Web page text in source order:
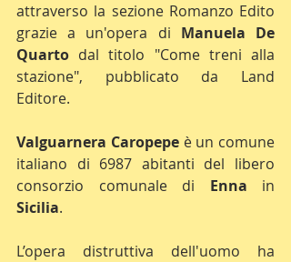
attraverso la sezione Romanzo Edito
grazie a un'opera di Manuela De
Quarto dal titolo "Come treni alla
stazione", pubblicato da Land
Editore.
Valguarnera Caropepe è un comune
italiano di 6987 abitanti del libero
consorzio comunale di Enna
Sicilia.
L’opera distruttiva dell'uomo ha